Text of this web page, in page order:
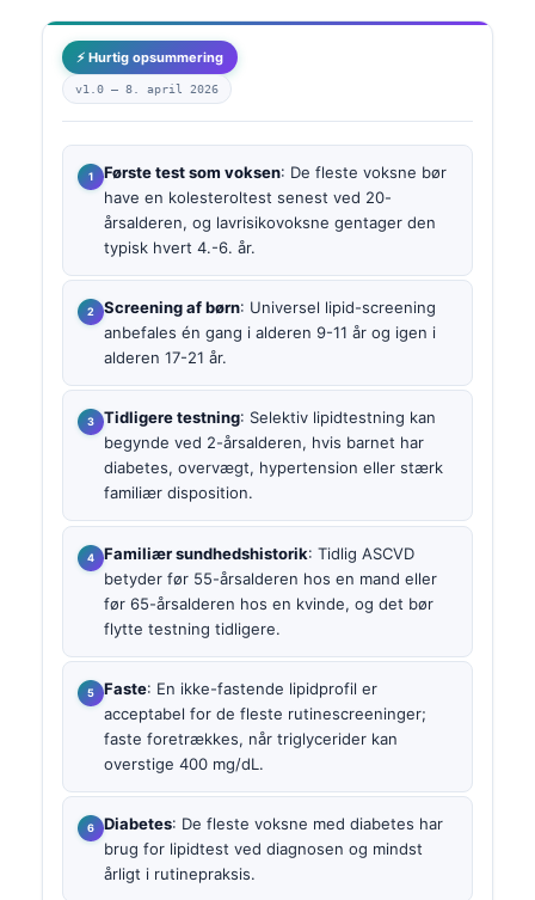
⚡ Hurtig opsummering
v1.0 — 8. april 2026
Første test som voksen: De fleste voksne bør
have en kolesteroltest senest ved 20-
årsalderen, og lavrisikovoksne gentager den
typisk hvert 4.-6. år.
Screening af børn: Universel lipid-screening
anbefales én gang i alderen 9-11 år og igen i
alderen 17-21 år.
Tidligere testning: Selektiv lipidtestning kan
begynde ved 2-årsalderen, hvis barnet har
diabetes, overvægt, hypertension eller stærk
familiær disposition.
Familiær sundhedshistorik: Tidlig ASCVD
betyder før 55-årsalderen hos en mand eller
før 65-årsalderen hos en kvinde, og det bør
flytte testning tidligere.
Faste: En ikke-fastende lipidprofil er
acceptabel for de fleste rutinescreeninger;
faste foretrækkes, når triglycerider kan
overstige 400 mg/dL.
Diabetes: De fleste voksne med diabetes har
brug for lipidtest ved diagnosen og mindst
årligt i rutinepraksis.